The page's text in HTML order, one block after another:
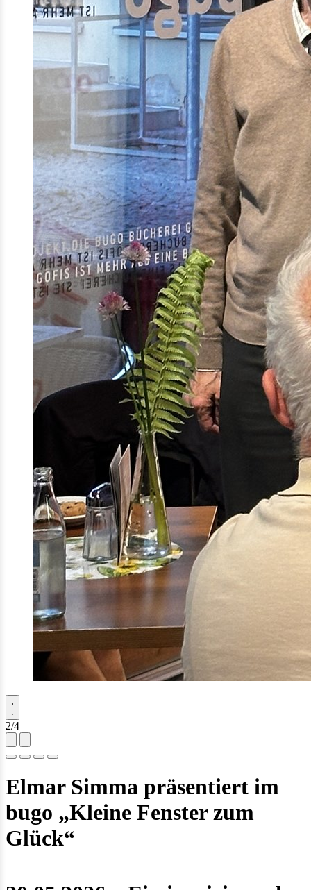
2/4
Elmar Simma präsentiert im
bugo „Kleine Fenster zum
Glück“